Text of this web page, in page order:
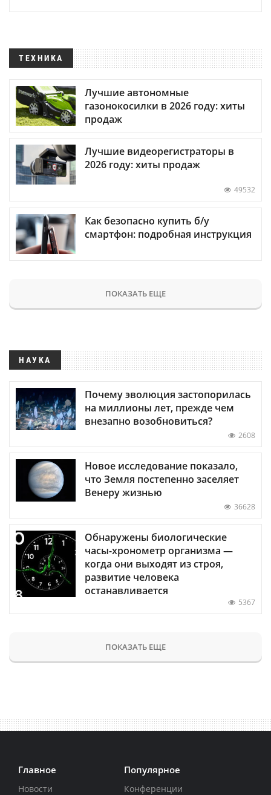
ТЕХНИКА
Лучшие автономные
газонокосилки в 2026 году: хиты
продаж
Лучшие видеорегистраторы в
2026 году: хиты продаж
49532
Как безопасно купить б/у
смартфон: подробная инструкция
ПОКАЗАТЬ ЕЩЕ
НАУКА
Почему эволюция застопорилась
на миллионы лет, прежде чем
внезапно возобновиться?
2608
Новое исследование показало,
что Земля постепенно заселяет
Венеру жизнью
36628
Обнаружены биологические
часы-хронометр организма —
когда они выходят из строя,
развитие человека
останавливается
5367
ПОКАЗАТЬ ЕЩЕ
Главное
Новости
Популярное
Конференции